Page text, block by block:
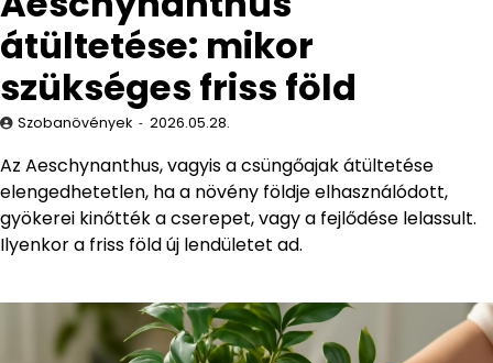
átültetése: mikor
szükséges friss föld
Szobanövények 2026.05.28.
Az Aeschynanthus, vagyis a csüngőajak átültetése
elengedhetetlen, ha a növény földje elhasználódott,
gyökerei kinőtték a cserepet, vagy a fejlődése lelassult.
Ilyenkor a friss föld új lendületet ad.